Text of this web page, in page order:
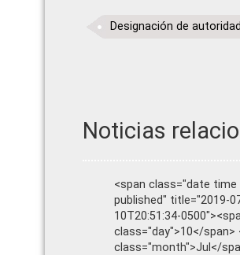
Designación de
Noticias
<span class="date time
published" title="2019-
10T20:51:34-
class="day">10</span>
class="month">Jul</